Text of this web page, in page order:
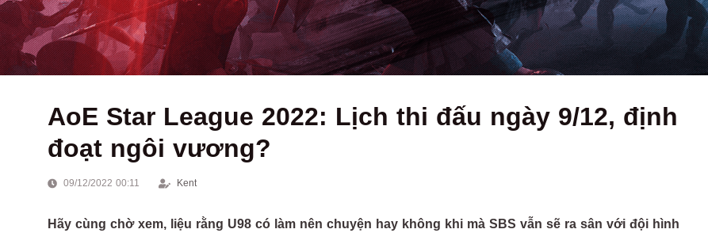
AoE Star League 2022: Lịch thi đấu ngày 9/12, định
đoạt ngôi vương?
09/12/2022 00:11 Kent
Hãy cùng chờ xem, liệu rằng U98 có làm nên chuyện hay không khi mà SBS vẫn sẽ ra sân với đội hình